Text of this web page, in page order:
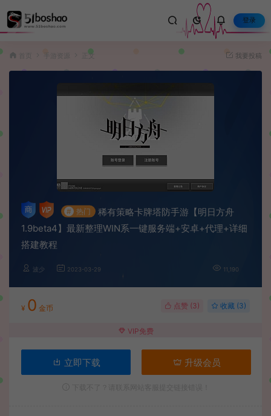
登录
手游资源 正文 我要投稿
# 热门
稀有策略卡牌塔防手游【明日方舟
1.9beta4】最新整理WIN系一键服务端+安卓+代理+详细
搭建教程
波少 2023-03-29 11,190
¥ 0 金币 点赞 (3) 收藏 (3)
VIP免费
立即下载 升级会员